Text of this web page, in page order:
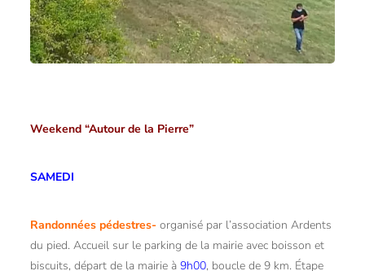
Weekend “Autour de la Pierre”
SAMEDI
Randonnées pédestres- organisé par l’association Ardents
du pied. Accueil sur le parking de la mairie avec boisson et
biscuits, départ de la mairie à 9h00, boucle de 9 km. Étape